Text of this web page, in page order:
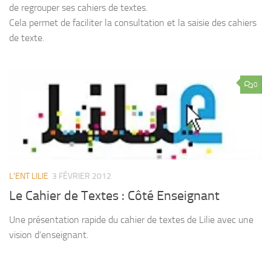
de regrouper ses cahiers de textes.
Cela permet de faciliter la consultation et la saisie des cahiers
de texte.
0
L'ENT LILIE 3 FÉVRIER 2012
Le Cahier de Textes : Côté Enseignant
Une présentation rapide du cahier de textes de Lilie avec une
vision d’enseignant.